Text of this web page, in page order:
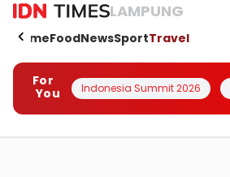
LAMPUNG
HomeFoodNewsSportTravel
For
You
Indonesia Summit 2026